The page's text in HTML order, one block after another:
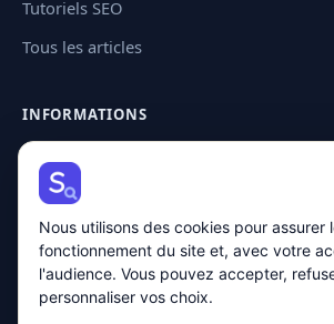
Tutoriels SEO
Tous les articles
INFORMATIONS
Contact
Plan de site
Mentions légales
Politique de confidentialité
Nous utilisons des cookies pour assurer
fonctionnement du site et, avec votre
l'audience. Vous pouvez accepter,
personnaliser vos choix.